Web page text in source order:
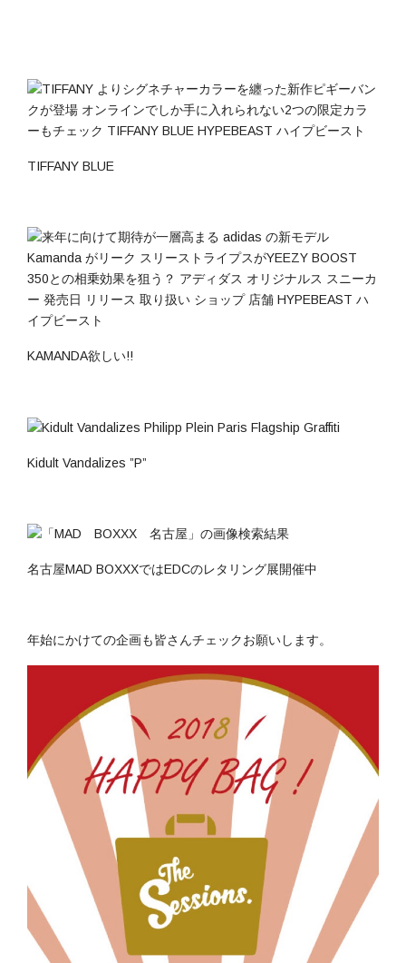
TIFFANY BLUE
KAMANDA欲しい!!
Kidult Vandalizes ”P”
名古屋MAD BOXXXではEDCのレタリング展開催中
年始にかけての企画も皆さんチェックお願いします。